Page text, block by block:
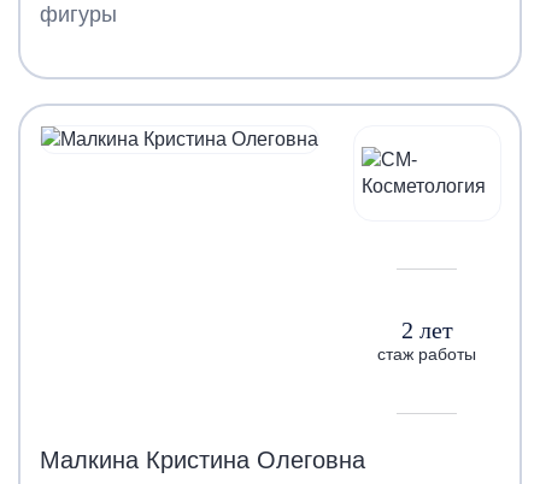
фигуры
2 лет
стаж работы
Малкина Кристина Олеговна